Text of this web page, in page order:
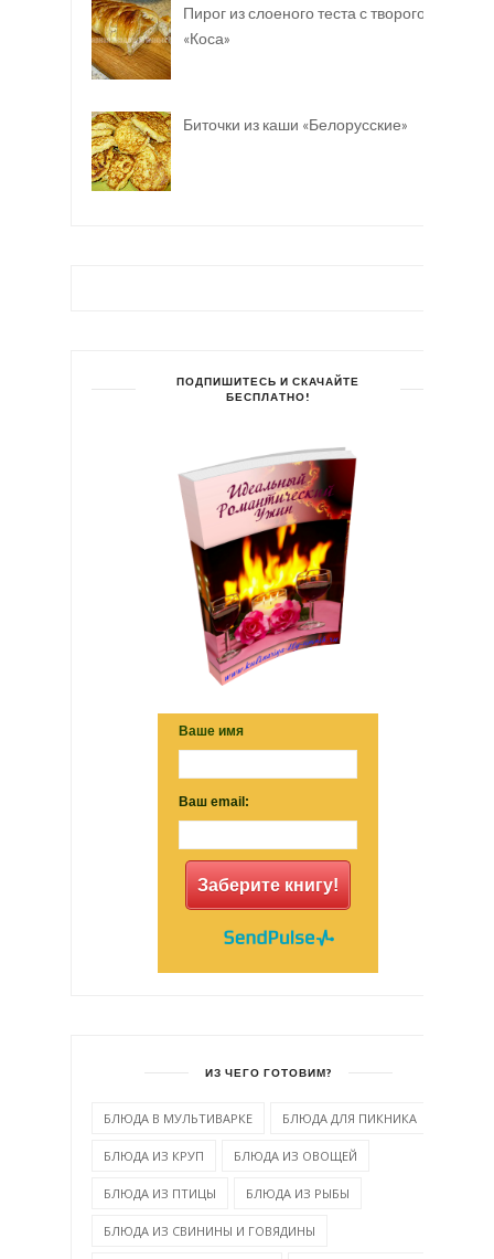
Пирог из слоеного теста с творогом
«Коса»
Биточки из каши «Белорусские»
ПОДПИШИТЕСЬ И СКАЧАЙТЕ
БЕСПЛАТНО!
Ваше имя
Ваш email:
Заберите книгу!
ИЗ ЧЕГО ГОТОВИМ?
БЛЮДА В МУЛЬТИВАРКЕ БЛЮДА ДЛЯ ПИКНИКА
БЛЮДА ИЗ КРУП БЛЮДА ИЗ ОВОЩЕЙ
БЛЮДА ИЗ ПТИЦЫ БЛЮДА ИЗ РЫБЫ
БЛЮДА ИЗ СВИНИНЫ И ГОВЯДИНЫ